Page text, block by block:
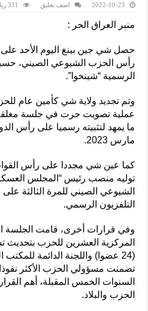
2022-10-23 اضف تعليق 331 زيارة
منبر العراق الحر :
حصل شي جين بينغ اليوم الأحد على
رأس الحزب الشيوعي الصيني،
الرسمية “شينخوا”.
وتم تجديد ولاية شي كأمين عام
عملية تصويت جرت في جلسة مغلقة
ما يمهد لتثبيته رسميا على رأس
مارس 2023.
كما عين شي مجددا على رأس
توليه منصب رئيس “المجلس
الشيوعي الصيني للمرة الثالثة على
التلفزيون الرسمي.
وفي قرارات أخرى، قامت الجلسة
المركزية العشرين للحزب بتحديث
تضمنت مسؤولي الحزب الأكثر
السنوات الخمس المقبلة، أهم
الحزب والبلاد.